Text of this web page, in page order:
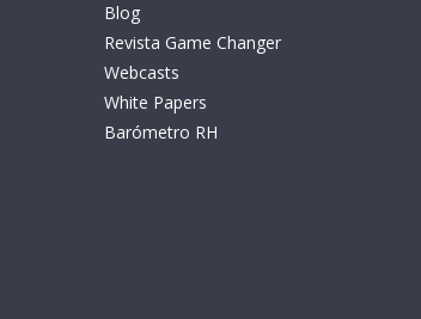
Blog
Revista Game Changer
Webcasts
White Papers
Barómetro RH